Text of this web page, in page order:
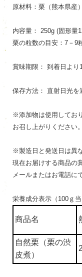
原材料：栗（熊本県産
内容量： 250g (固形量
栗の粒数の目安：7－9
賞味期限： 到着日より
保存方法： 直射日光を
※添加物は使用してお
お召し上がりください。
※製造日と発送日は異
現在お届けする商品の
メールまたはお電話に
栄養成分表示（100ｇ当
商品名
自然栗（栗の渋
皮煮）